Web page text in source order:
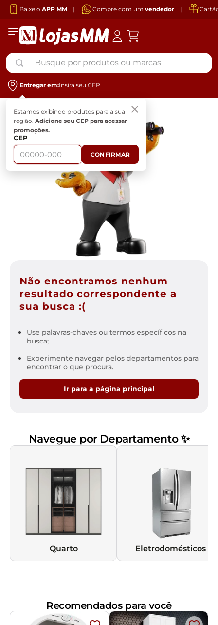
Baixe o APP MM | Compre com um vendedor |
Busque por produtos ou marcas
Entregar em:Insira seu CEP
Estamos exibindo produtos para a sua
região. Adicione seu CEP para acessar
promoções.
CEP
CONFIRMAR
Não encontramos nenhum
resultado correspondente a
sua busca :(
Use palavras-chaves ou termos específicos na
busca;
Experimente navegar pelos departamentos para
encontrar o que procura.
Ir para a página principal
Navegue por Departamento ✨
Quarto Eletrodomésticos
Recomendados para você